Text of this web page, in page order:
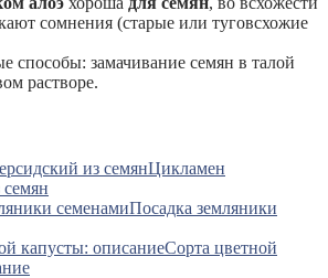
сомнения (старые или туговсхожие
способы: замачивание семян в талой
растворе.
Цикламен
Посадка земляники
Сорта цветной